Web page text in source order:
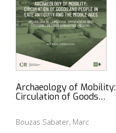
Archaeology of Mobility:
Circulation of Goods…
Bouzas Sabater, Marc